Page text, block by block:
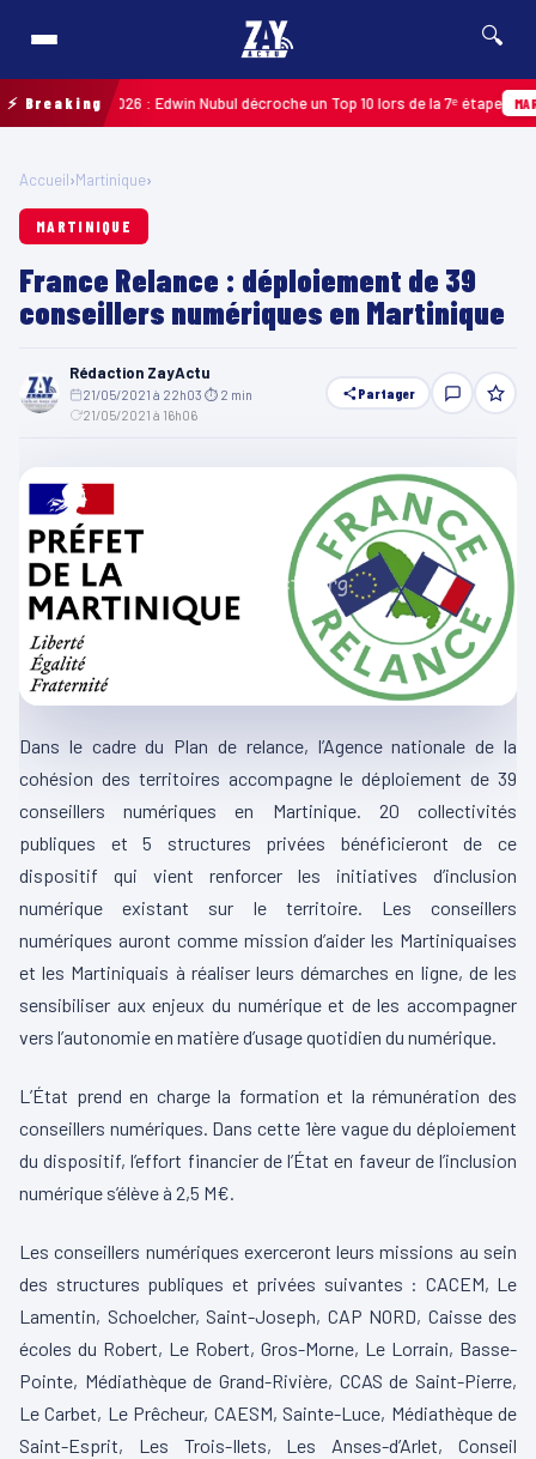
🔍
⚡ Breaking2026 : Edwin Nubul décroche un Top 10 lors de la 7ᵉ étape
Accueil›Martinique›
MARTINIQUE
France Relance : déploiement de 39
conseillers numériques en Martinique
Rédaction ZayActu
21/05/2021 à 22h03 ⏱ 2 min
21/05/2021 à 16h06
Partager
Dans le cadre du Plan de relance, l’Agence nationale de la
cohésion des territoires accompagne le déploiement de 39
conseillers numériques en Martinique. 20 collectivités
publiques et 5 structures privées bénéficieront de ce
dispositif qui vient renforcer les initiatives d’inclusion
numérique existant sur le territoire. Les conseillers
numériques auront comme mission d’aider les Martiniquaises
et les Martiniquais à réaliser leurs démarches en ligne, de les
sensibiliser aux enjeux du numérique et de les accompagner
vers l’autonomie en matière d’usage quotidien du numérique.
L’État prend en charge la formation et la rémunération des
conseillers numériques. Dans cette 1ère vague du déploiement
du dispositif, l’effort financier de l’État en faveur de l’inclusion
numérique s’élève à 2,5 M€.
Les conseillers numériques exerceront leurs missions au sein
des structures publiques et privées suivantes : CACEM, Le
Lamentin, Schoelcher, Saint-Joseph, CAP NORD, Caisse des
écoles du Robert, Le Robert, Gros-Morne, Le Lorrain, Basse-
Pointe, Médiathèque de Grand-Rivière, CCAS de Saint-Pierre,
Le Carbet, Le Prêcheur, CAESM, Sainte-Luce, Médiathèque de
Saint-Esprit, Les Trois-Ilets, Les Anses-d’Arlet, Conseil